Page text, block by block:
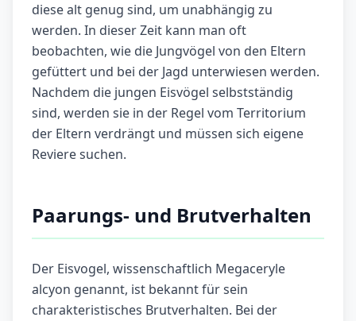
diese alt genug sind, um unabhängig zu
werden. In dieser Zeit kann man oft
beobachten, wie die Jungvögel von den Eltern
gefüttert und bei der Jagd unterwiesen werden.
Nachdem die jungen Eisvögel selbstständig
sind, werden sie in der Regel vom Territorium
der Eltern verdrängt und müssen sich eigene
Reviere suchen.
Paarungs- und Brutverhalten
Der Eisvogel, wissenschaftlich Megaceryle
alcyon genannt, ist bekannt für sein
charakteristisches Brutverhalten. Bei der